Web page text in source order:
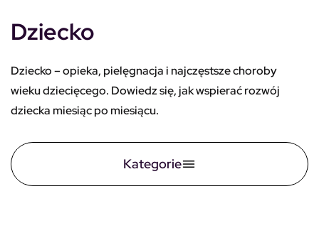
Dziecko
Dziecko – opieka, pielęgnacja i najczęstsze choroby
wieku dziecięcego. Dowiedz się, jak wspierać rozwój
dziecka miesiąc po miesiącu.
Kategorie